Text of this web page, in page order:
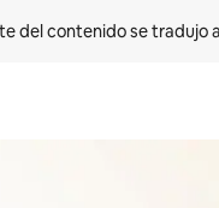
del contenido se tradujo